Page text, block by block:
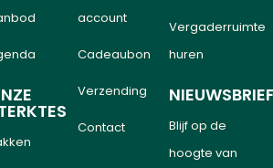
account
Cadeaubon
Verzending
Contact
Vergaderruimte
huren
Blijf op de
hoogte van